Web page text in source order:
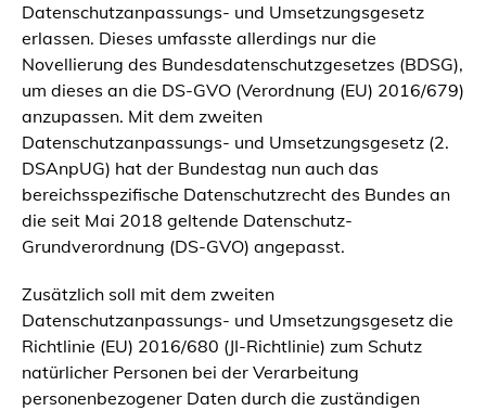
Datenschutzanpassungs- und Umsetzungsgesetz
erlassen. Dieses umfasste allerdings nur die
Novellierung des Bundesdatenschutzgesetzes (BDSG),
um dieses an die DS-GVO (Verordnung (EU) 2016/679)
anzupassen. Mit dem zweiten
Datenschutzanpassungs- und Umsetzungsgesetz (2.
DSAnpUG) hat der Bundestag nun auch das
bereichsspezifische Datenschutzrecht des Bundes an
die seit Mai 2018 geltende Datenschutz-
Grundverordnung (DS-GVO) angepasst.
Zusätzlich soll mit dem zweiten
Datenschutzanpassungs- und Umsetzungsgesetz die
Richtlinie (EU) 2016/680 (JI-Richtlinie) zum Schutz
natürlicher Personen bei der Verarbeitung
personenbezogener Daten durch die zuständigen